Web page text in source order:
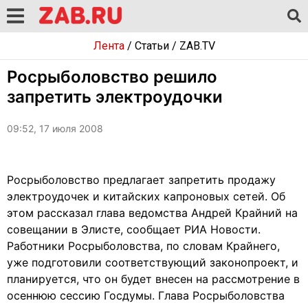
Лента/ Статьи/ ZAB.TV
Росрыболовство решило
запретить электроудочки
09:52, 17 июля 2008
Росрыболовство предлагает запретить продажу
электроудочек и китайских капроновых сетей. Об
этом рассказал глава ведомства Андрей Крайний на
совещании в Элисте, сообщает РИА Новости.
Работники Росрыболовства, по словам Крайнего,
уже подготовили соответствующий законопроект, и
планируется, что он будет внесен на рассмотрение в
осеннюю сессию Госдумы. Глава Росрыболовства